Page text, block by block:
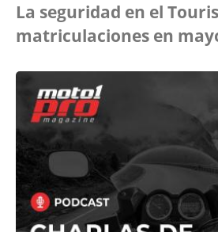
La seguridad en el
matriculaciones en